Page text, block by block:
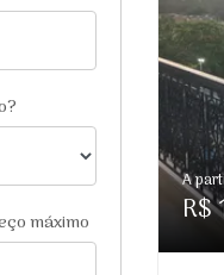
máximo
A
R$